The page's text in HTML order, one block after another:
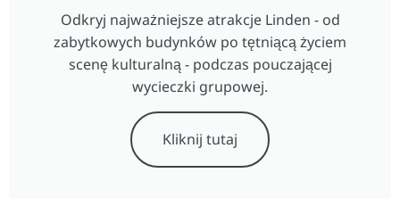
Odkryj najważniejsze atrakcje Linden - od
zabytkowych budynków po tętniącą życiem
scenę kulturalną - podczas pouczającej
wycieczki grupowej.
Kliknij tutaj